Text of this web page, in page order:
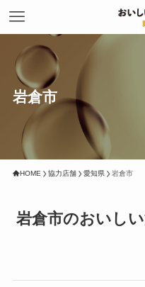
岩倉市
HOME 協力店舗 愛知県 岩倉市
岩倉市のおいし